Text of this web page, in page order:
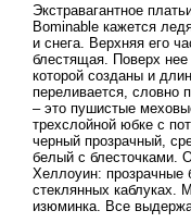
Экстравагантное
Bominable кажется
и снега. Верхняя его
блестящая. Поверх нее
которой созданы и
переливается, словно
– это пушистые
трехслойной юбке с
черный прозрачный,
белый с блесточками.
Хеллоуин: прозрачные
стеклянных каблуках.
изюминка. Все